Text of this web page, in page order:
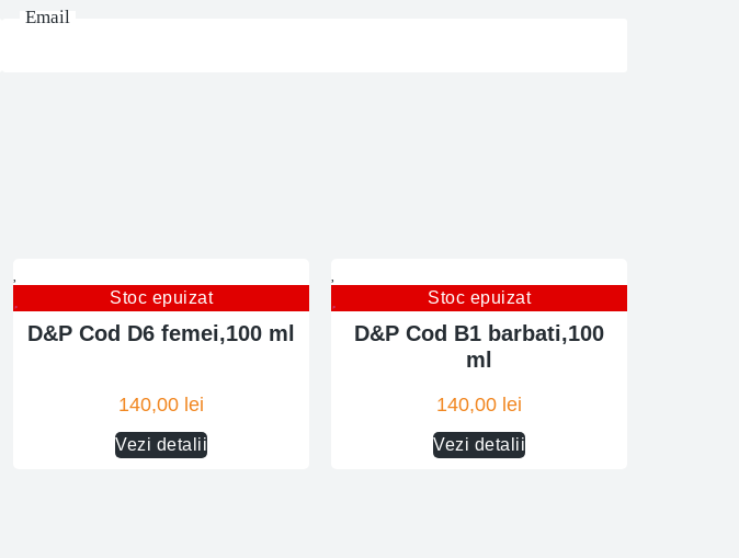
Email
Stoc epuizat
D&P Cod D6 femei,100 ml
140,00 lei
Vezi detalii
Stoc epuizat
D&P Cod B1 barbati,100
ml
140,00 lei
Vezi detalii